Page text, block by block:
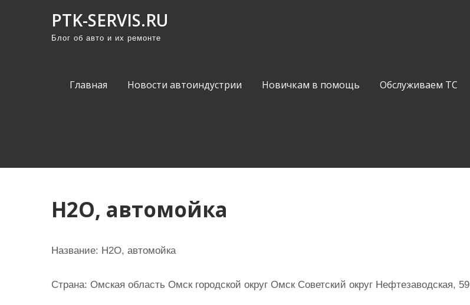
PTK-SERVIS.RU
Блог об авто и их ремонте
Главная Новости автоиндустрии Новичкам в помощь Обслуживаем ТС
H2O, автомойка
Название: H2O, автомойка
Страна: Омская область Омск городской округ Омск Советский округ Нефтезаводская, 59